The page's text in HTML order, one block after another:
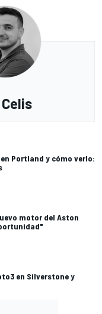
Portland y cómo verlo:
motor del Aston
en Silverstone y